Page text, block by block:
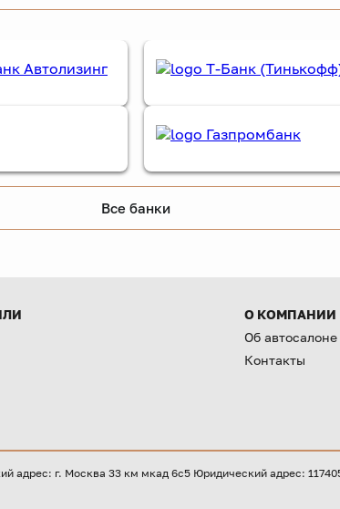
Все банки
О КОМПАНИИ
Об автосалоне
Контакты
адрес: г. Москва 33 км мкад 6с5 Юридический адрес: